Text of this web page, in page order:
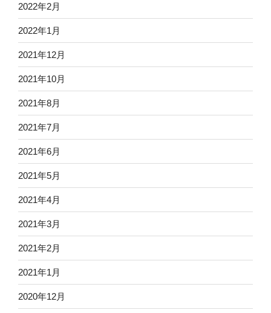
2022年2月
2022年1月
2021年12月
2021年10月
2021年8月
2021年7月
2021年6月
2021年5月
2021年4月
2021年3月
2021年2月
2021年1月
2020年12月